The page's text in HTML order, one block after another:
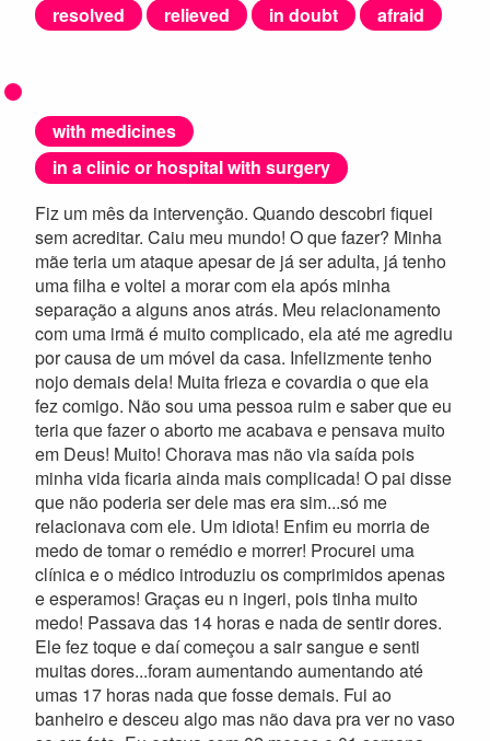
resolved relieved in doubt afraid
with medicines
in a clinic or hospital with surgery
Fiz um mês da intervenção. Quando descobri fiquei
sem acreditar. Caiu meu mundo! O que fazer? Minha
mãe teria um ataque apesar de já ser adulta, já tenho
uma filha e voltei a morar com ela após minha
separação a alguns anos atrás. Meu relacionamento
com uma irmã é muito complicado, ela até me agrediu
por causa de um móvel da casa. Infelizmente tenho
nojo demais dela! Muita frieza e covardia o que ela
fez comigo. Não sou uma pessoa ruim e saber que eu
teria que fazer o aborto me acabava e pensava muito
em Deus! Muito! Chorava mas não via saída pois
minha vida ficaria ainda mais complicada! O pai disse
que não poderia ser dele mas era sim...só me
relacionava com ele. Um idiota! Enfim eu morria de
medo de tomar o remédio e morrer! Procurei uma
clínica e o médico introduziu os comprimidos apenas
e esperamos! Graças eu n ingeri, pois tinha muito
medo! Passava das 14 horas e nada de sentir dores.
Ele fez toque e daí começou a sair sangue e senti
muitas dores...foram aumentando aumentando até
umas 17 horas nada que fosse demais. Fui ao
banheiro e desceu algo mas não dava pra ver no vaso